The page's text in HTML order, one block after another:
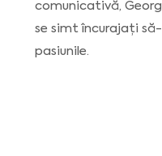
comunicativă,
se simt încurajați
pasiunile.